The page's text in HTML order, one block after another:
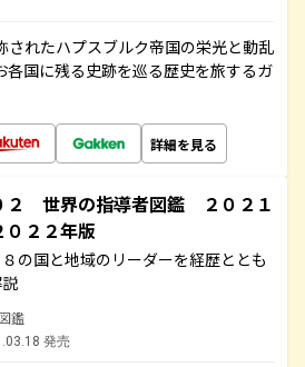
されたハプスブルク帝国の栄光と動乱
各国に残る史跡を巡る歴史を旅するガ
詳細を見る
２ 世界の指導者図鑑 ２０２１
０２２年版
８の国と地域のリーダーを経歴ととも
鑑
発売